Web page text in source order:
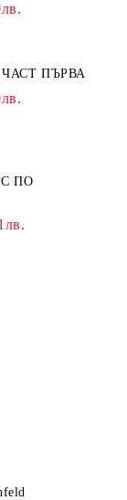
ПЪРВА
ПО